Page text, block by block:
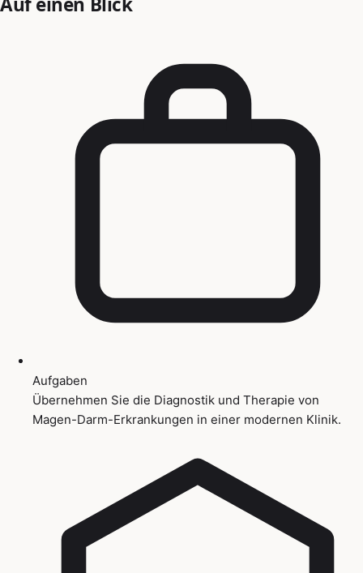
Aufgaben
Übernehmen Sie die Diagnostik und Therapie von
Magen-Darm-Erkrankungen in einer modernen Klinik.